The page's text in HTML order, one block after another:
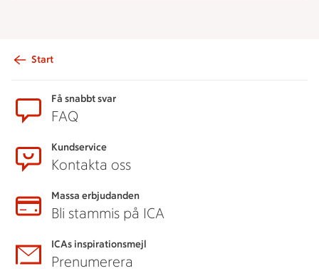
Start
Få snabbt svar
FAQ
Kundservice
Kontakta oss
Massa erbjudanden
Bli stammis på ICA
ICAs inspirationsmejl
Prenumerera